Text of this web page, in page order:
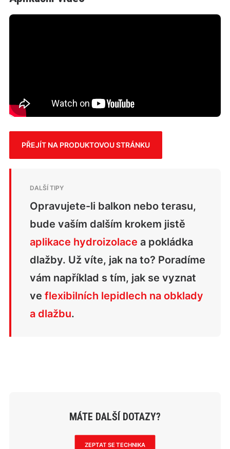
PŘEJÍT NA PRODUKTOVOU STRÁNKU
Opravujete-li balkon nebo terasu,
bude vaším dalším krokem jistě
aplikace hydroizolace a pokládka
dlažby. Už víte, jak na to? Poradíme
vám například s tím, jak se vyznat
ve flexibilních lepidlech na obklady
a dlažbu.
MÁTE DALŠÍ DOTAZY?
ZEPTAT SE TECHNIKA